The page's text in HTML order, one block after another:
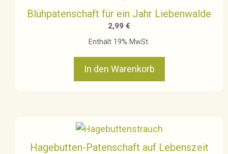
Blühpatenschaft für ein Jahr Liebenwalde
2,99 €
Enthält 19% MwSt.
In den Warenkorb
Hagebutten-Patenschaft auf Lebenszeit